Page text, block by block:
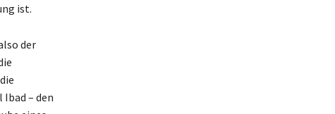
ist.
der
– den